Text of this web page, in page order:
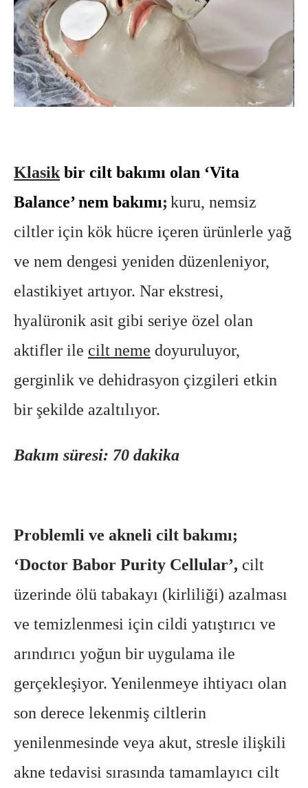
Klasikbir cilt bakımı olan ‘Vita
Balance’ nem bakımı; kuru, nemsiz
ciltler için kök hücre içeren ürünlerle yağ
ve nem dengesi yeniden düzenleniyor,
elastikiyet artıyor. Nar ekstresi,
hyalüronik asit gibi seriye özel olan
aktifler ile cilt neme doyuruluyor,
gerginlik ve dehidrasyon çizgileri etkin
bir şekilde azaltılıyor.
Bakım süresi: 70 dakika
Problemli ve akneli cilt bakımı;
‘Doctor Babor Purity Cellular’, cilt
üzerinde ölü tabakayı (kirliliği) azalması
ve temizlenmesi için cildi yatıştırıcı ve
arındırıcı yoğun bir uygulama ile
gerçekleşiyor. Yenilenmeye ihtiyacı olan
son derece lekenmiş ciltlerin
yenilenmesinde veya akut, stresle ilişkili
akne tedavisi sırasında tamamlayıcı cilt